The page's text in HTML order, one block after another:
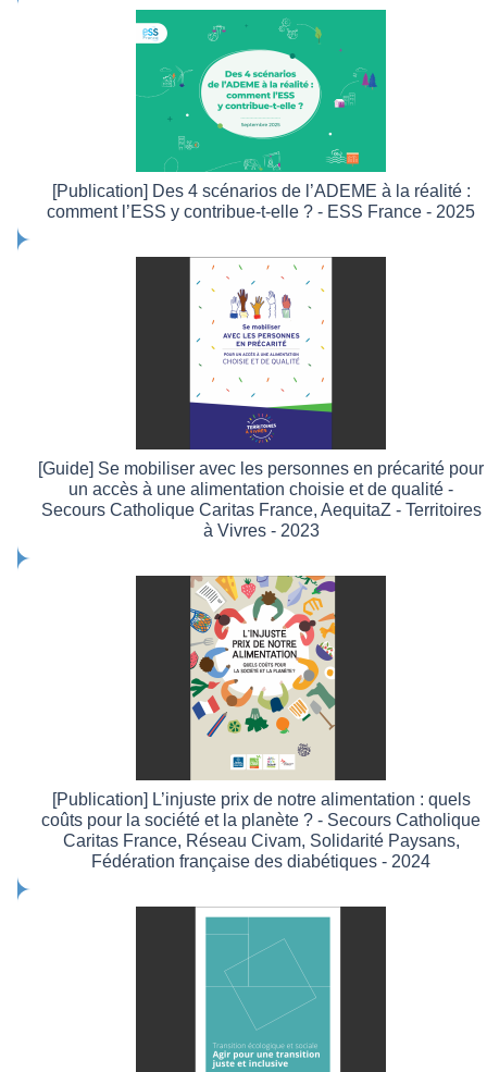
[Publication] Des 4 scénarios de l’ADEME à la réalité :
comment l’ESS y contribue-t-elle ? - ESS France - 2025
[Guide] Se mobiliser avec les personnes en précarité pour
un accès à une alimentation choisie et de qualité -
Secours Catholique Caritas France, AequitaZ - Territoires
à Vivres - 2023
[Publication] L’injuste prix de notre alimentation : quels
coûts pour la société et la planète ? - Secours Catholique
Caritas France, Réseau Civam, Solidarité Paysans,
Fédération française des diabétiques - 2024